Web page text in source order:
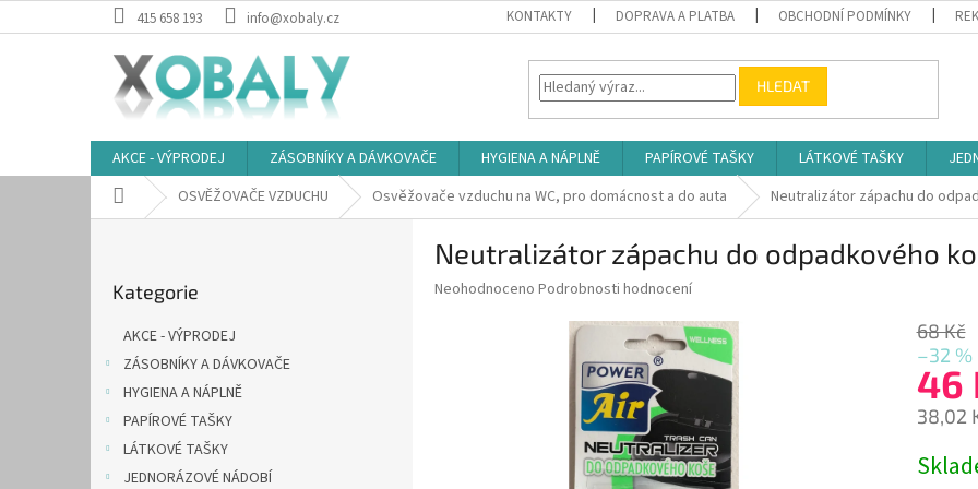
na
415 658 193 info@xobaly.cz KONTAKTY DOPRAVA A PLATBA OBCHODNÍ PODMÍNKY
HLEDAT
AKCE - VÝPRODEJ ZÁSOBNÍKY A DÁVKOVAČE HYGIENA A NÁPLNĚ PAPÍROVÉ TAŠKY LÁTKOVÉ TAŠKY
Domů OSVĚŽOVAČE VZDUCHU Osvěžovače vzduchu na WC, pro domácnost a do auta Neutralizátor zápachu do
kategorie
Kategorie
AKCE - VÝPRODEJ
ZÁSOBNÍKY A DÁVKOVAČE
HYGIENA A NÁPLNĚ
PAPÍROVÉ TAŠKY
LÁTKOVÉ TAŠKY
JEDNORÁZOVÉ NÁDOBÍ
Neutralizátor zápachu do odpadkového
Průměrné
Neohodnoceno Podrobnosti hodnocení
68 Kč
–32 %
46
38,02
cena: